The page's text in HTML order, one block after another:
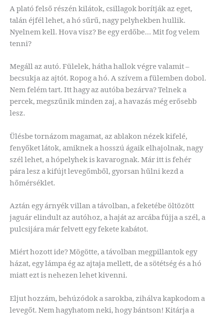
A plató felső részén kilátok, csillagok borítják az eget,
talán éjfél lehet, a hó sűrű, nagy pelyhekben hullik.
Nyelnem kell. Hova visz? Be egy erdőbe… Mit fog velem
tenni?
Megáll az autó. Fülelek, hátha hallok végre valamit –
becsukja az ajtót. Ropog a hó. A szívem a fülemben dobol.
Nem felém tart. Itt hagy az autóba bezárva? Telnek a
percek, megszűnik minden zaj, a havazás még erősebb
lesz.
Ülésbe tornázom magamat, az ablakon nézek kifelé,
fenyőket látok, amiknek a hosszú ágaik elhajolnak, nagy
szél lehet, a hópelyhek is kavarognak. Már itt is fehér
pára lesz a kifújt levegőmből, gyorsan hűlni kezd a
hőmérséklet.
Aztán egy árnyék villan a távolban, a feketébe öltözött
jaguár elindult az autóhoz, a haját az arcába fújja a szél, a
pulcsijára már felvett egy fekete kabátot.
Miért hozott ide? Mögötte, a távolban megpillantok egy
házat, egy lámpa ég az ajtaja mellett, de a sötétség és a hó
miatt ezt is nehezen lehet kivenni.
Eljut hozzám, behúzódok a sarokba, zihálva kapkodom a
levegőt. Nem hagyhatom neki, hogy bántson! Kitárja a